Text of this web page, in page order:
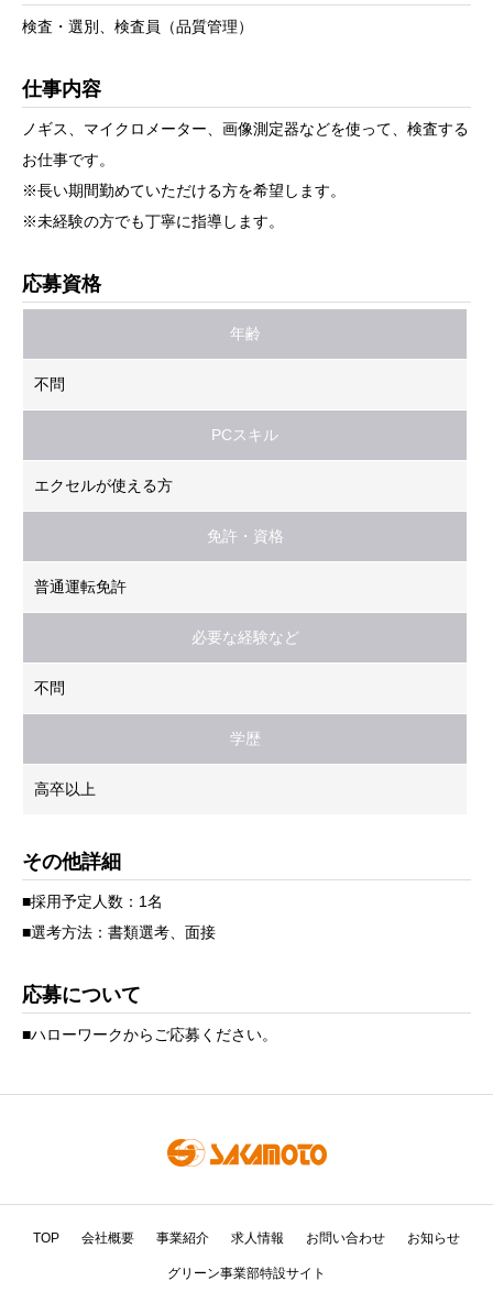
検査・選別、検査員（品質管理）
仕事内容
ノギス、マイクロメーター、画像測定器などを使って、検査する
お仕事です。
※長い期間勤めていただける方を希望します。
※未経験の方でも丁寧に指導します。
応募資格
年齢
不問
PCスキル
エクセルが使える方
免許・資格
普通運転免許
必要な経験など
不問
学歴
高卒以上
その他詳細
■採用予定人数：1名
■選考方法：書類選考、面接
応募について
■ハローワークからご応募ください。
TOP 会社概要 事業紹介 求人情報 お問い合わせ お知らせ
グリーン事業部特設サイト